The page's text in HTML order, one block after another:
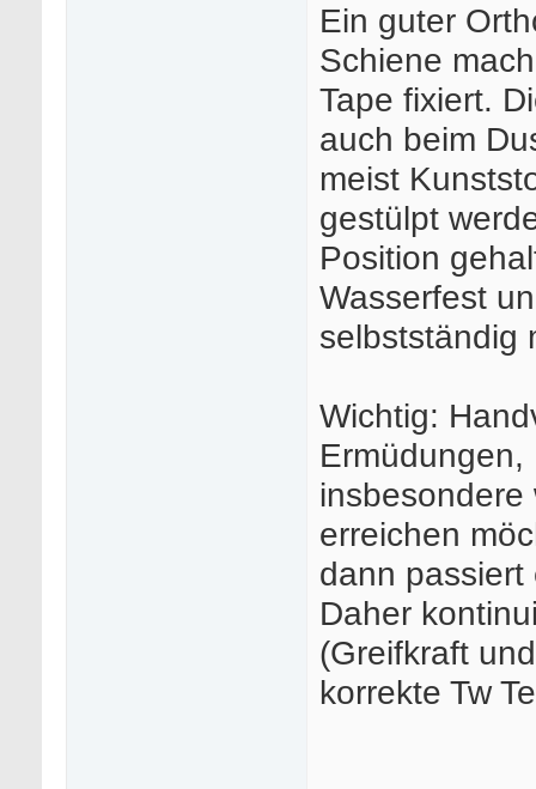
Ein guter
Schiene
Tape fixiert.
auch beim
meist
gestülpt
Position
Wasserfest
selbstständig
Wichtig:
insbesondere
erreichen
dann passiert
Daher
(Greifkraft
korrekte Tw